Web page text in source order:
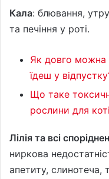
Кала: блювання,
та печіння у роті.
Як довго можна
їдеш у
Що таке
рослини для
Лілія та всі
ниркова
апетиту, слинотеча,